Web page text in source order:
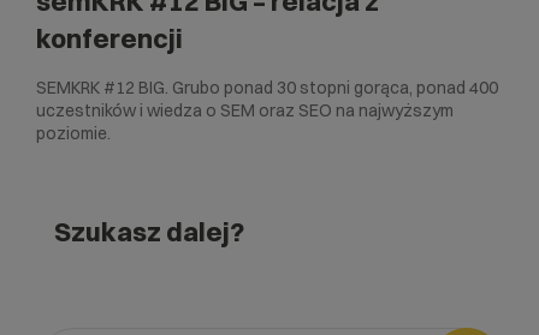
konferencji
SEMKRK #12 BIG. Grubo ponad 30 stopni gorąca, ponad 400
uczestników i wiedza o SEM oraz SEO na najwyższym
poziomie.
Szukasz dalej?